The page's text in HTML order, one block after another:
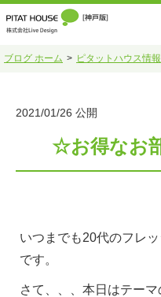
ブログ ホーム ピタットハウス情報
2021/01/26 公開
☆お得なお
いつまでも20代のフレ
です。
さて、、、本日はテー